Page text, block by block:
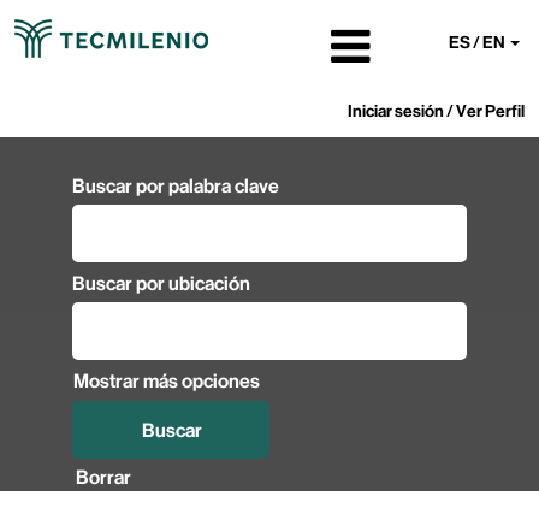
ES / EN
Iniciar sesión / Ver Perfil
Buscar por palabra clave
Buscar por ubicación
Mostrar más opciones
Borrar